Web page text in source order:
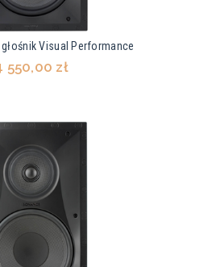
Visual Performance
550,00 zł